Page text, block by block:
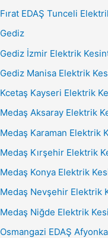
Fırat EDAŞ Tunceli
Gediz
Gediz İzmir Elektrik
Gediz Manisa Elektrik
Kcetaş Kayseri Elektrik
Medaş Aksaray Elektrik
Medaş Karaman Elektrik
Medaş Kırşehir Elektrik
Medaş Konya Elektrik
Medaş Nevşehir Elektrik
Medaş Niğde Elektrik
Osmangazi EDAŞ